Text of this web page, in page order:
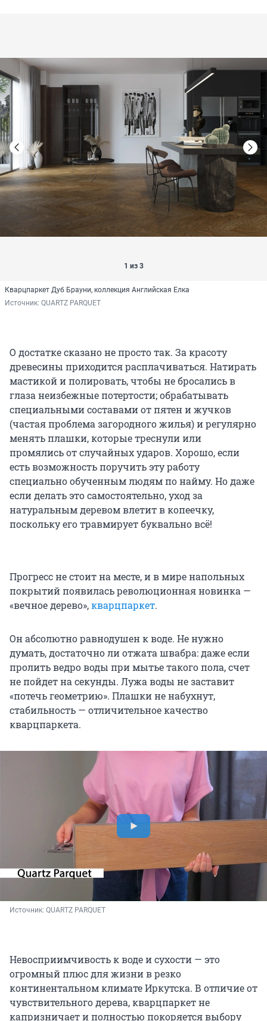
1 из 3
Кварцпаркет Дуб Брауни, коллекция Английская Елка
Источник: QUARTZ PARQUET
О достатке сказано не просто так. За красоту
древесины приходится расплачиваться. Натирать
мастикой и полировать, чтобы не бросались в
глаза неизбежные потертости; обрабатывать
специальными составами от пятен и жучков
(частая проблема загородного жилья) и регулярно
менять плашки, которые треснули или
промялись от случайных ударов. Хорошо, если
есть возможность поручить эту работу
специально обученным людям по найму. Но даже
если делать это самостоятельно, уход за
натуральным деревом влетит в копеечку,
поскольку его травмирует буквально всё!
Прогресс не стоит на месте, и в мире напольных
покрытий появилась революционная новинка —
«вечное дерево»,кварцпаркет.
Он абсолютно равнодушен к воде. Не нужно
думать, достаточно ли отжата швабра: даже если
пролить ведро воды при мытье такого пола, счет
не пойдет на секунды. Лужа воды не заставит
«потечь геометрию». Плашки не набухнут,
стабильность — отличительное качество
кварцпаркета.
Источник: QUARTZ PARQUET
Невосприимчивость к воде и сухости — это
огромный плюс для жизни в резко
континентальном климате Иркутска. В отличие от
чувствительного дерева, кварцпаркет не
капризничает и полностью покоряется выбору